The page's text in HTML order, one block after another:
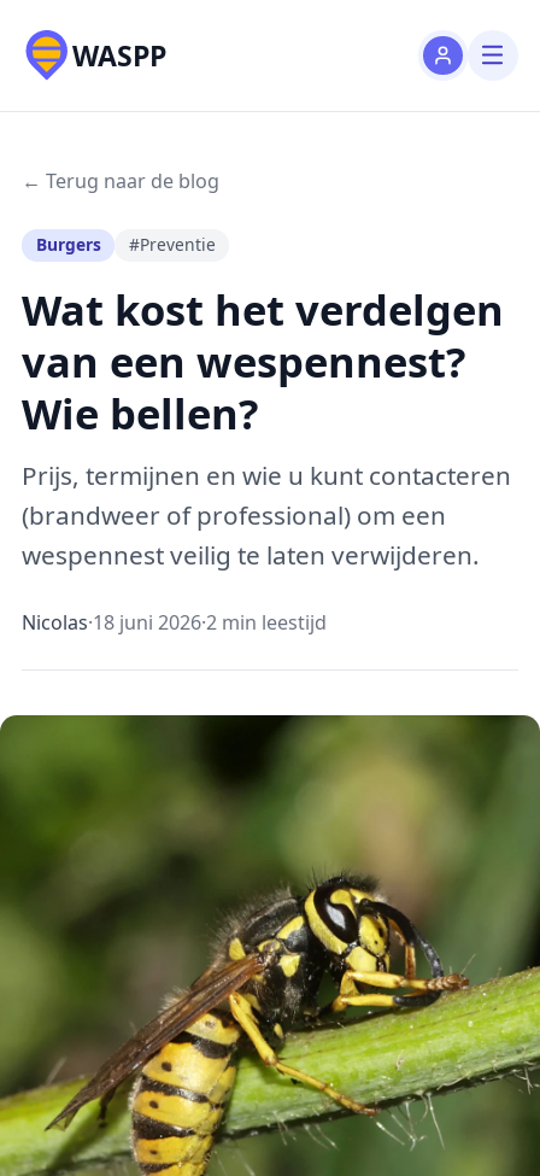
WASPP
← Terug naar de blog
Burgers #Preventie
Wat kost het verdelgen
van een wespennest?
Wie bellen?
Prijs, termijnen en wie u kunt contacteren
(brandweer of professional) om een
wespennest veilig te laten verwijderen.
Nicolas·18 juni 2026·2 min leestijd